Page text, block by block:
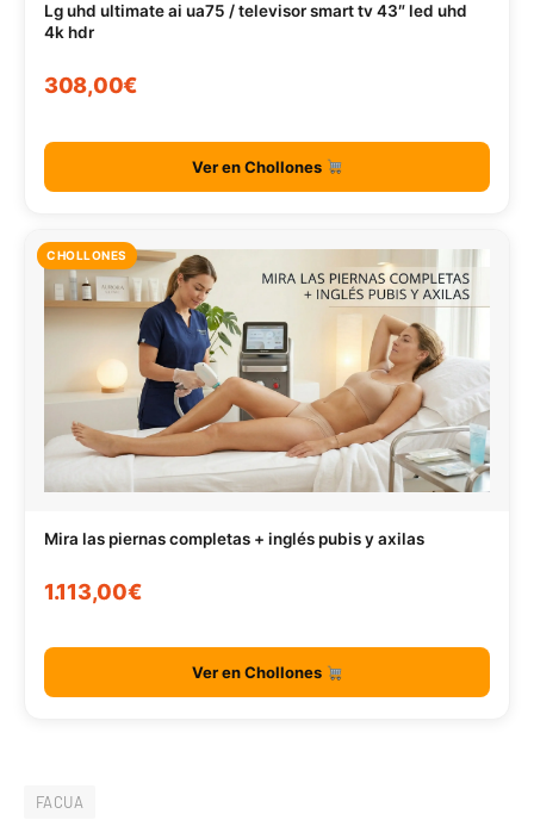
Lg uhd ultimate ai ua75 / televisor smart tv 43″ led uhd
4k hdr
308,00€
Ver en Chollones
CHOLLONES
Mira las piernas completas + inglés pubis y axilas
1.113,00€
Ver en Chollones
FACUA